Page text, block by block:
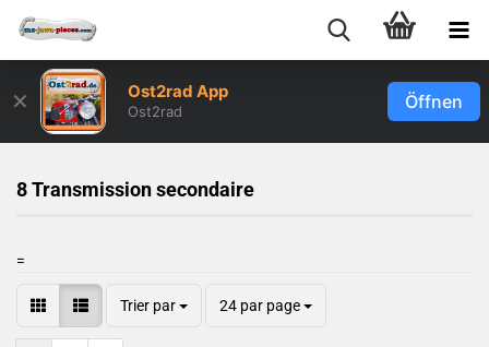
✕ Ost2rad App
Ost2rad Öffnen
8 Transmission secondaire
=
Trier par 24 par page